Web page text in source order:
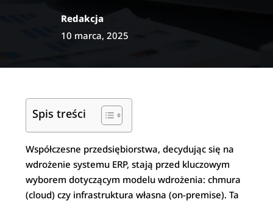
Redakcja
10 marca, 2025
Spis treści
Współczesne przedsiębiorstwa, decydując się na
wdrożenie systemu ERP, stają przed kluczowym
wyborem dotyczącym modelu wdrożenia: chmura
(cloud) czy infrastruktura własna (on-premise). Ta